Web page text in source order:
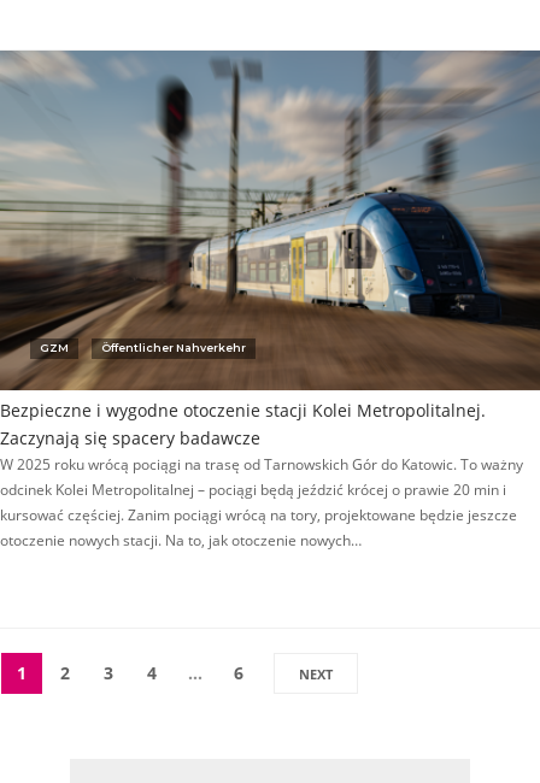
GZM Öffentlicher Nahverkehr
Bezpieczne i wygodne otoczenie stacji Kolei Metropolitalnej.
Zaczynają się spacery badawcze
W 2025 roku wrócą pociągi na trasę od Tarnowskich Gór do Katowic. To ważny
odcinek Kolei Metropolitalnej – pociągi będą jeździć krócej o prawie 20 min i
kursować częściej. Zanim pociągi wrócą na tory, projektowane będzie jeszcze
otoczenie nowych stacji. Na to, jak otoczenie nowych…
1 2 3 4 … 6 NEXT